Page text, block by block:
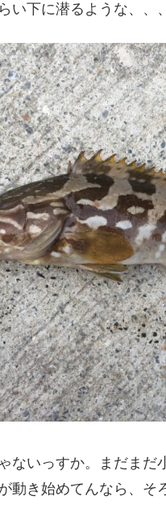
い下に潜るような、、
ないっすか。まだま
動き始めてんなら、そ